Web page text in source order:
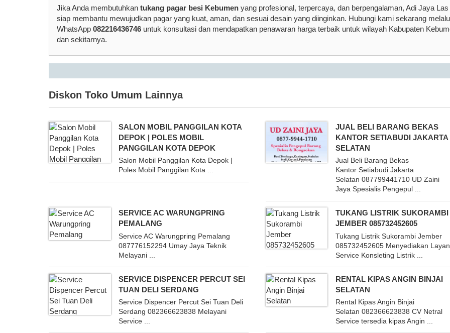
Jika Anda membutuhkan tukang pagar besi Kebumen yang profesional, terpercaya, dan berpengalaman, Adi Jaya Las
siap membantu mewujudkan pagar yang kuat, aman, dan sesuai desain yang diinginkan. Hubungi kami sekarang
WhatsApp 082216436746 untuk konsultasi dan mendapatkan penawaran harga terbaik untuk wilayah Kabupaten
dan sekitarnya.
Diskon Toko Umum Lainnya
SALON MOBIL PANGGILAN KOTA
DEPOK | POLES MOBIL
PANGGILAN KOTA DEPOK
Salon Mobil Panggilan Kota Depok |
Poles Mobil Panggilan Kota ...
JUAL BELI BARANG BEKAS
KANTOR SETIABUDI JAKARTA
SELATAN
Jual Beli Barang Bekas
Kantor Setiabudi Jakarta
Selatan 087799441710 UD Zaini
Jaya Spesialis Pengepul ...
SERVICE AC WARUNGPRING
PEMALANG
Service AC Warungpring Pemalang
087776152294 Umay Jaya Teknik
Melayani ...
TUKANG LISTRIK SUKORAMBI
JEMBER 085732452605
Tukang Listrik Sukorambi Jember
085732452605 Menyediakan
Service Konsleting Listrik ...
SERVICE DISPENCER PERCUT SEI
TUAN DELI SERDANG
Service Dispencer Percut Sei Tuan Deli
Serdang 082366623838 Melayani
Service ...
RENTAL KIPAS ANGIN BINJAI
SELATAN
Rental Kipas Angin Binjai
Selatan 082366623838 CV Netral
Service tersedia kipas Angin ...